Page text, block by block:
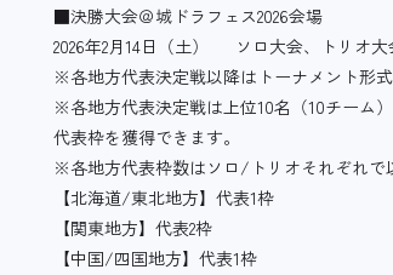
■決勝大会＠城ドラフェス2026会場
2026年2月14日（土） ソロ大会、トリオ大
※各地方代表決定戦以降はトーナメント形式
※各地方代表決定戦は上位10名（10チーム
代表枠を獲得できます。
※各地方代表枠数はソロ/トリオそれぞれで
【北海道/東北地方】代表1枠
【関東地方】代表2枠
【中国/四国地方】代表1枠